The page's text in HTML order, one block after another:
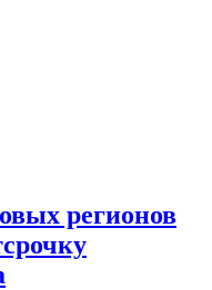
регионов